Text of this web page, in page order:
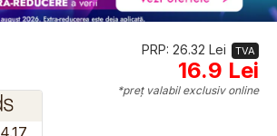
4.17
PRP: 26.32 Lei TVA
16.9 Lei
*preț valabil exclusiv online